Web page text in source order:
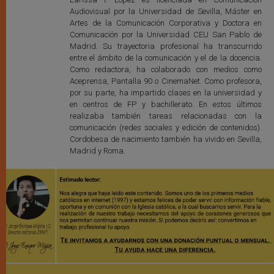
Audiovisual por la Universidad de Sevilla, Máster en
Artes de la Comunicación Corporativa y Doctora en
Comunicación por la Universidad CEU San Pablo de
Madrid. Su trayectoria profesional ha transcurrido
entre el ámbito de la comunicación y el de la docencia.
Como redactora, ha colaborado con medios como
Aceprensa, Pantalla 90 o CinemaNet. Como profesora,
por su parte, ha impartido clases en la universidad y
en centros de FP y bachillerato. En estos últimos
realizaba también tareas relacionadas con la
comunicación (redes sociales y edición de contenidos).
Cordobesa de nacimiento también ha vivido en Sevilla,
Madrid y Roma.